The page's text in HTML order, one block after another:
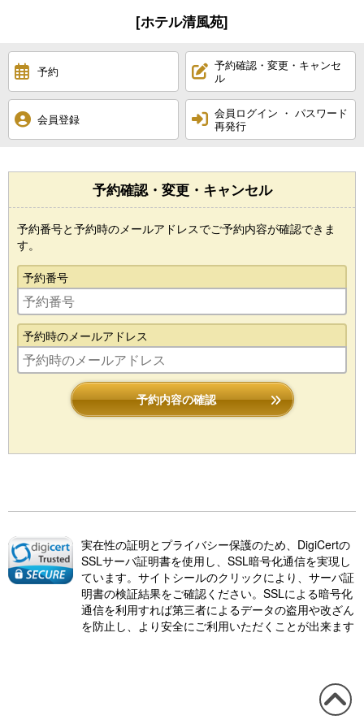
[ホテル清風苑]
予約
予約確認・変更・キャンセ
ル
会員登録
会員ログイン ・ パスワード
再発行
予約確認・変更・キャンセル
予約番号と予約時のメールアドレスでご予約内容が確認できま
す。
予約番号
予約時のメールアドレス
予約内容の確認
実在性の証明とプライバシー保護のため、DigiCertの
SSLサーバ証明書を使用し、SSL暗号化通信を実現し
ています。サイトシールのクリックにより、サーバ証
明書の検証結果をご確認ください。SSLによる暗号化
通信を利用すれば第三者によるデータの盗用や改ざん
を防止し、より安全にご利用いただくことが出来ます